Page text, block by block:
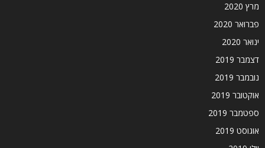
מרץ 2020
פברואר 2020
ינואר 2020
דצמבר 2019
נובמבר 2019
אוקטובר 2019
ספטמבר 2019
אוגוסט 2019